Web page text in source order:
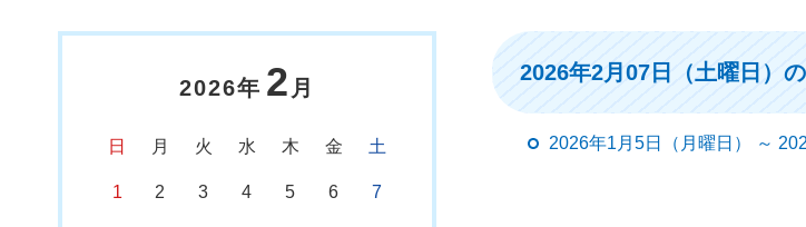
2026年 2 月
日 月 火 水 木 金 土
1 2 3 4 5 6 7
2026年2月07日（土曜日）
2026年1月5日（月曜日） ～